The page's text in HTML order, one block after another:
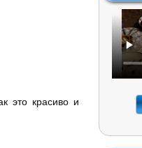
это красиво и